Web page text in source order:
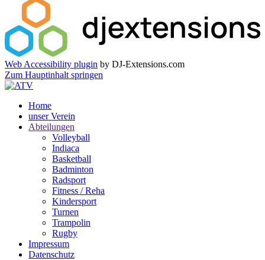
Web Accessibility plugin by DJ-Extensions.com
Zum Hauptinhalt springen
Home
unser Verein
Abteilungen
Volleyball
Indiaca
Basketball
Badminton
Radsport
Fitness / Reha
Kindersport
Turnen
Trampolin
Rugby
Impressum
Datenschutz